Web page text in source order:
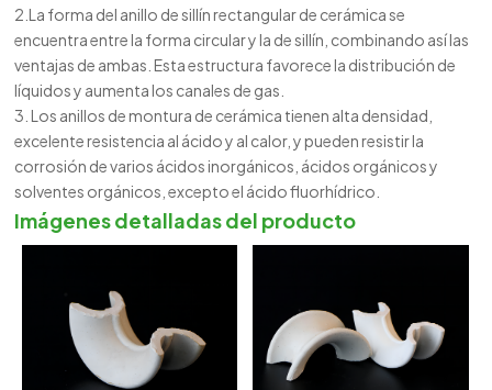
2.La forma del anillo de sillín rectangular de cerámica se
encuentra entre la forma circular y la de sillín, combinando así las
ventajas de ambas. Esta estructura favorece la distribución de
líquidos y aumenta los canales de gas.
3. Los anillos de montura de cerámica tienen alta densidad,
excelente resistencia al ácido y al calor, y pueden resistir la
corrosión de varios ácidos inorgánicos, ácidos orgánicos y
solventes orgánicos, excepto el ácido fluorhídrico.
Imágenes detalladas del producto